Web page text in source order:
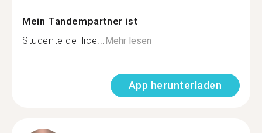
Mein Tandempartner ist
Studente del lice...Mehr lesen
App herunterladen